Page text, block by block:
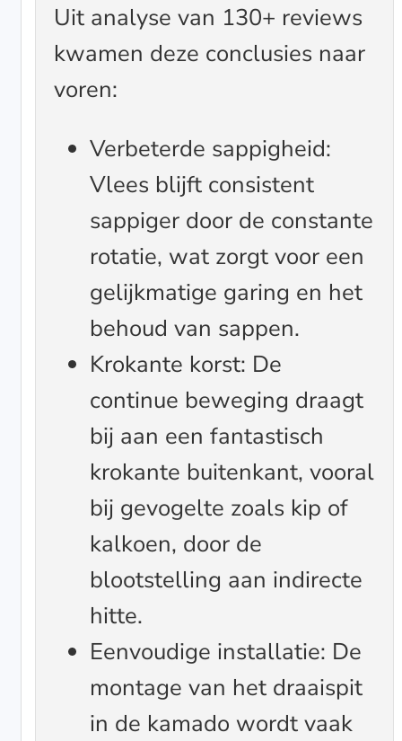
Uit analyse van 130+ reviews
kwamen deze conclusies naar
voren:
Verbeterde sappigheid:
Vlees blijft consistent
sappiger door de constante
rotatie, wat zorgt voor een
gelijkmatige garing en het
behoud van sappen.
Krokante korst: De
continue beweging draagt
bij aan een fantastisch
krokante buitenkant, vooral
bij gevogelte zoals kip of
kalkoen, door de
blootstelling aan indirecte
hitte.
Eenvoudige installatie: De
montage van het draaispit
in de kamado wordt vaak